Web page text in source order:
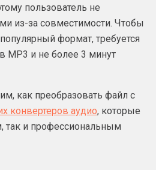
пользователь не
из-за совместимости. Чтобы
формат, требуется
MP3 и не более 3 минут
как преобразовать файл с
конвертеров аудио, которые
так и профессиональным